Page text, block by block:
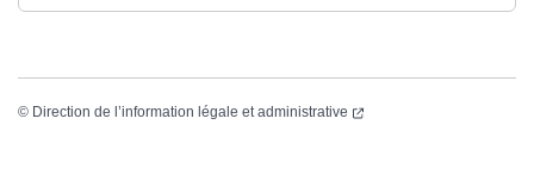
© Direction de l’information légale et administrative